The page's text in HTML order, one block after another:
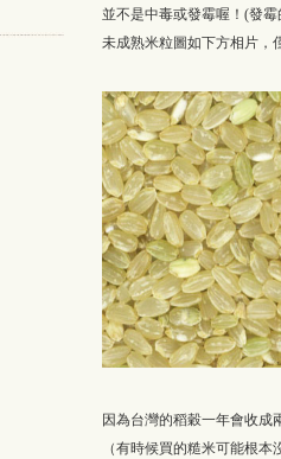
並不是中毒或發霉喔！(發
未成熟米粒圖如下方相片，
因為台灣的稻穀一年會收成
（有時候買的糙米可能根